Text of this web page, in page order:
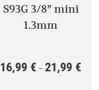
S93G 3/8” mini
1.3mm
16,99 € – 21,99 €